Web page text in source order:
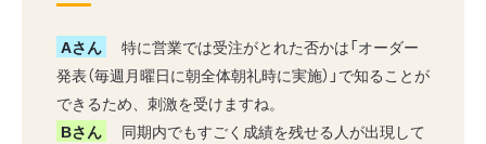
Aさん
特に営業では受注がとれた否かは「オーダー
発表（毎週月曜日に朝全体朝礼時に実施）」で知ることが
できるため、刺激を受けますね。
Bさん
同期内でもすごく成績を残せる人が出現して